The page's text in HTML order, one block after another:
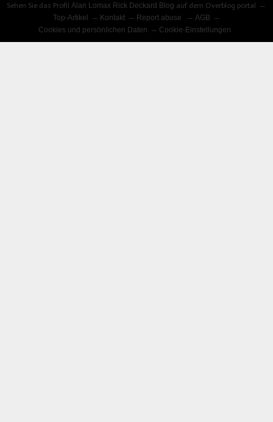
Sehen Sie das ProfilAlan Lomax Rick Deckard Blog auf dem Overblog portal
Top-Artikel
Kontakt Report abuse
AGB
Cookies und persönlichen Daten
Cookie-Einstellungen